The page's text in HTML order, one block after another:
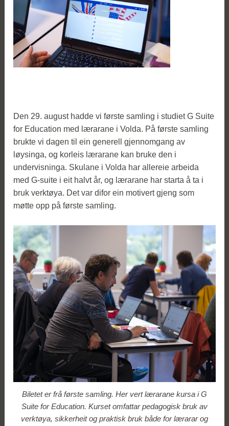
Den 29. august hadde vi første samling i studiet G Suite
for Education med lærarane i Volda. På første samling
brukte vi dagen til ein generell gjennomgang av
løysinga, og korleis lærarane kan bruke den i
undervisninga. Skulane i Volda har allereie arbeida
med G-suite i eit halvt år, og lærarane har starta å ta i
bruk verktøya. Det var difor ein motivert gjeng som
møtte opp på første samling.
Biletet er frå første samling. Her vert lærarane kursa i G
Suite for Education. Kurset omfattar pedagogisk bruk av
verktøya, sikkerheit og praktisk bruk både for lærarar og